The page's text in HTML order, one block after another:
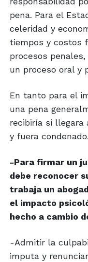
pena. Para el
celeridad y
tiempos y costos
procesos
un proceso oral y
En tanto para el
una pena
recibiría si llegara
y fuera condenado.
-Para firmar un
debe reconocer
trabaja un
el impacto
hecho a cambio
-Admitir la
imputa y